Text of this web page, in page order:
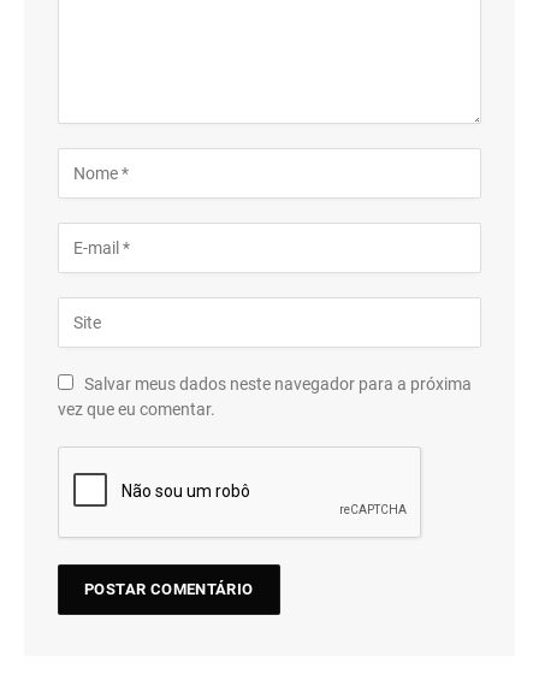
Salvar meus dados neste navegador para a próxima
vez que eu comentar.